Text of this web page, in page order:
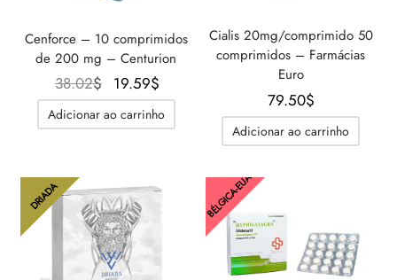
Cenforce – 10 comprimidos
de 200 mg – Centurion
38.02$
O
preço
original
19.59$
preço
atual é:
Adicionar ao carrinho
Cialis 20mg/comprimido 50
comprimidos – Farmácias
Euro
79.50$
Adicionar ao carrinho
DRIADA BÉLGICA-EUA